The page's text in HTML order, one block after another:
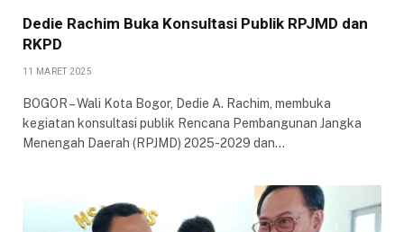
Dedie Rachim Buka Konsultasi Publik RPJMD dan
RKPD
11 MARET 2025
BOGOR – Wali Kota Bogor, Dedie A. Rachim, membuka
kegiatan konsultasi publik Rencana Pembangunan Jangka
Menengah Daerah (RPJMD) 2025-2029 dan…